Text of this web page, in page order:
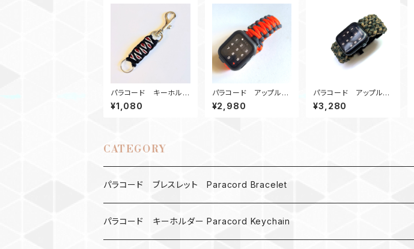
パラコード キーホルダ
ー_SolomonDragon_
赤黒白
¥1,080
パラコード アップルウ
ォッチ バンド44_KC_O
rGr
¥2,980
パラコード アップルウ
ォッチバンド サバイバル
ツール_44_C180 Ap
¥3,280
CATEGORY
パラコード ブレスレット Paracord Bracelet
MAD MAX
パラコード キーホルダー Paracord Keychain